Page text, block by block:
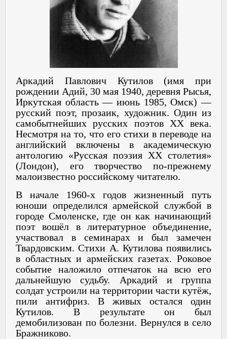
Аркадий Павлович Кутилов (имя при
рождении Адий, 30 мая 1940, деревня Рысья,
Иркутская область — июнь 1985, Омск) —
русский поэт, прозаик, художник. Один из
самобытнейших русских поэтов XX века.
Несмотря на то, что его стихи в переводе на
английский включены в академическую
антологию «Русская поэзия XX столетия»
(Лондон), его творчество по-прежнему
малоизвестно российскому читателю.
В начале 1960-х годов жизненный путь
юноши определился армейской службой в
городе Смоленске, где он как начинающий
поэт вошёл в литературное объединение,
участвовал в семинарах и был замечен
Твардовским. Стихи А. Кутилова появились
в областных и армейских газетах. Роковое
событие наложило отпечаток на всю его
дальнейшую судьбу. Аркадий и группа
солдат устроили на территории части кутёж,
пили антифриз. В живых остался один
Кутилов. В результате он был
демобилизован по болезни. Вернулся в село
Бражниково.